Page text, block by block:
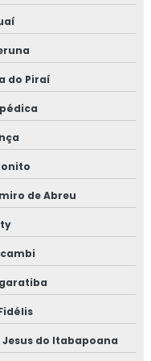
INOX
EM
DE
do Piraí
de Abreu
Jesus do Itabapoana